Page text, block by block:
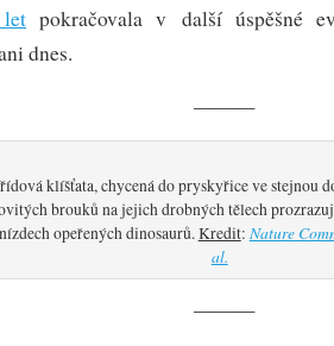
pokračovala v další úspěšné
dnes.
———
klíšťata, chycená do pryskyřice ve stejnou
brouků na jejich drobných tělech
opeřených dinosaurů.Kredit: Nature
al.
———